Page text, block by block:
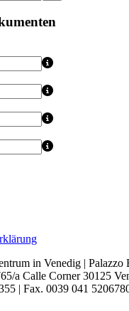
in Venedig | Palazzo
a Calle Corner 30125
| Fax. 0039 041